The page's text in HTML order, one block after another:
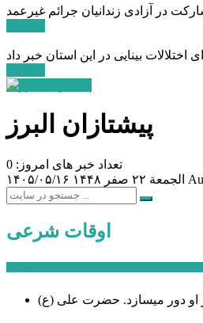
در آزادی زندانیان جرائم غیرعمد
پیشتازان البرز
تعداد خبر های امروز: 0
۱۴۰۵/۰۵/۱۶
الجمعة ۲۲ صفر ۱۴۴۸
اوقات شرعی
او دور میسازد. حضرت علی (ع)